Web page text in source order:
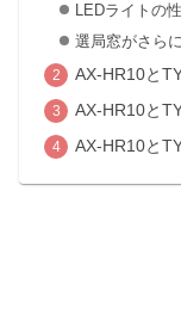
LEDライトの
選局窓がさら
AX-HR10と
AX-HR10と
AX-HR10と